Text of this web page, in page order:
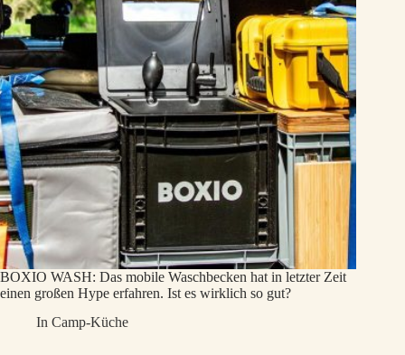
BOXIO WASH: Das mobile Waschbecken hat in letzter Zeit
einen großen Hype erfahren. Ist es wirklich so gut?
In Camp-Küche